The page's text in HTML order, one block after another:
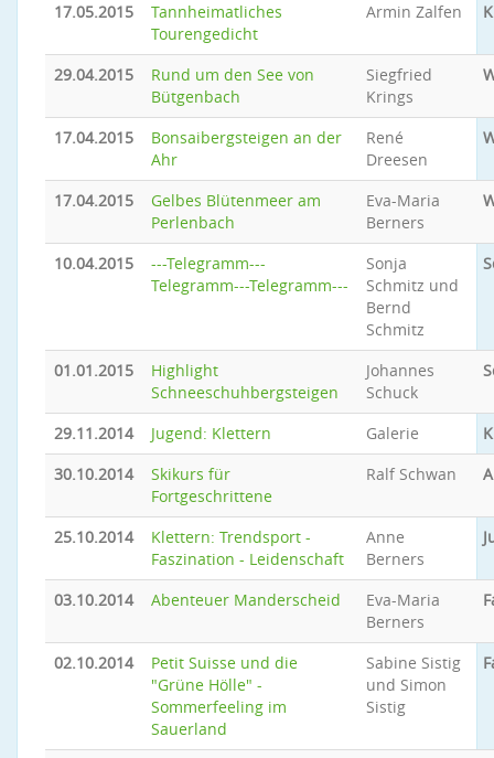
17.05.2015
Tannheimatliches
Tourengedicht
Armin Zalfen
29.04.2015
Rund um den See von
Bütgenbach
Siegfried
Krings
17.04.2015
Bonsaibergsteigen an der
Ahr
René
Dreesen
17.04.2015
Gelbes Blütenmeer am
Perlenbach
Eva-Maria
Berners
10.04.2015
---Telegramm---
Telegramm---Telegramm---
Sonja
Schmitz und
Bernd
Schmitz
01.01.2015
Highlight
Schneeschuhbergsteigen
Johannes
Schuck
29.11.2014 Jugend: Klettern Galerie
30.10.2014
Skikurs für
Fortgeschrittene
Ralf Schwan
25.10.2014
Klettern: Trendsport -
Faszination - Leidenschaft
Anne
Berners
03.10.2014 Abenteuer Manderscheid
Eva-Maria
Berners
02.10.2014
Petit Suisse und die
"Grüne Hölle" -
Sommerfeeling im
Sauerland
Sabine Sistig
und Simon
Sistig